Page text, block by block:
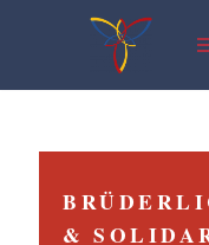
Inhalt
&